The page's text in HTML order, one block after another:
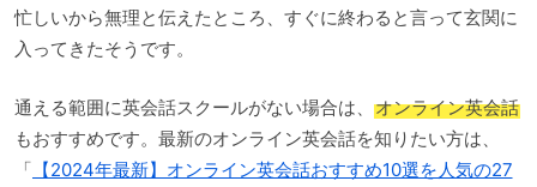
忙しいから無理と伝えたところ、すぐに終わると言って玄関に
入ってきたそうです。
通える範囲に英会話スクールがない場合は、 オンライン英会話
もおすすめです。最新のオンライン英会話を知りたい方は、
「 【2024年最新】オンライン英会話おすすめ10選を人気の27